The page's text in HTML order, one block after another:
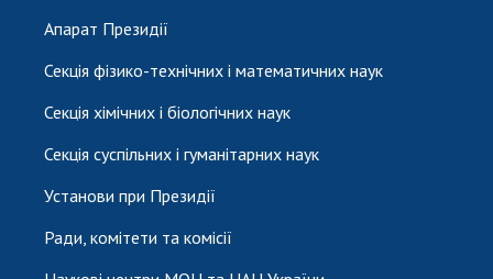
Апарат Президії
Секція фізико-технічних і математичних наук
Секція хімічних і біологічних наук
Секція суспільних і гуманітарних наук
Установи при Президії
Ради, комітети та комісії